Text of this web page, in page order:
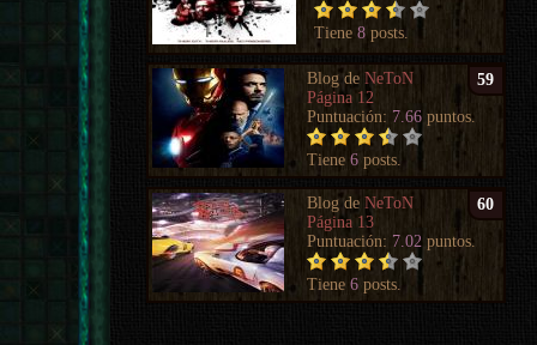
Tiene8 posts.
59
Blog deNeToN
Página 12
Puntuación: 7.66 puntos.
Tiene6 posts.
60
Blog deNeToN
Página 13
Puntuación: 7.02 puntos.
Tiene6 posts.